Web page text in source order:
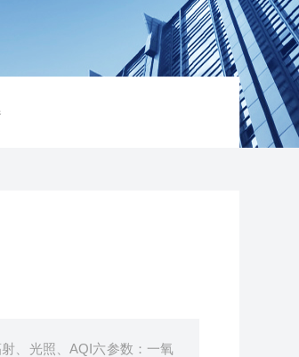
、光照、AQI六参数：一氧